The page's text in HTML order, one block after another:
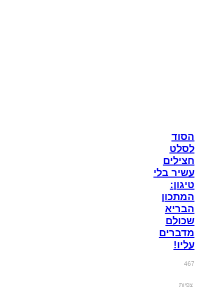
הסוד
לסלט
חצילים
עשיר בלי
טיגון:
המתכון
הבריא
שכולם
מדברים
עליו!
467
צפיות